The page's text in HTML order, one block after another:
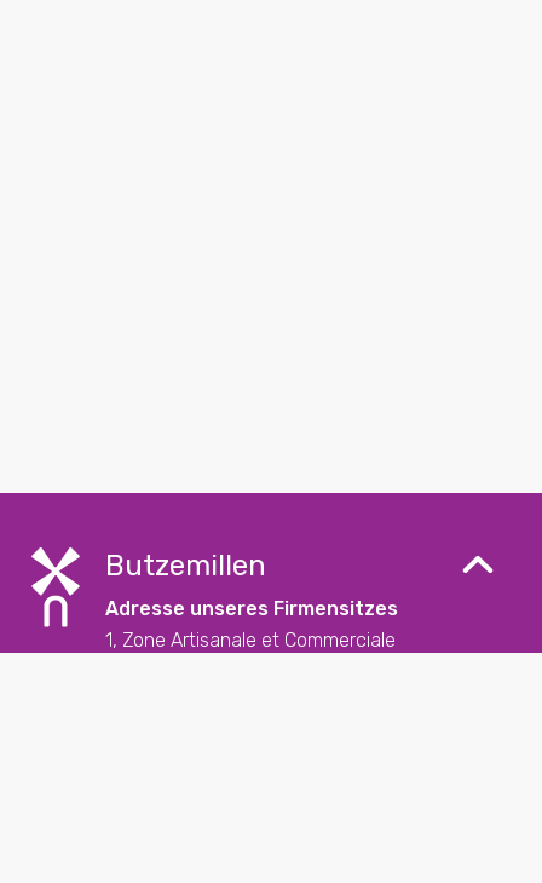
Butzemillen
Adresse unseres Firmensitzes
1, Zone Artisanale et Commerciale